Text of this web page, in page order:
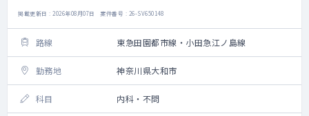
掲載更新日 : 2026年08月07日 案件番号 : 26-SV650148
路線 東急田園都市線・小田急江ノ島線
勤務地 神奈川県大和市
科目 内科・不問